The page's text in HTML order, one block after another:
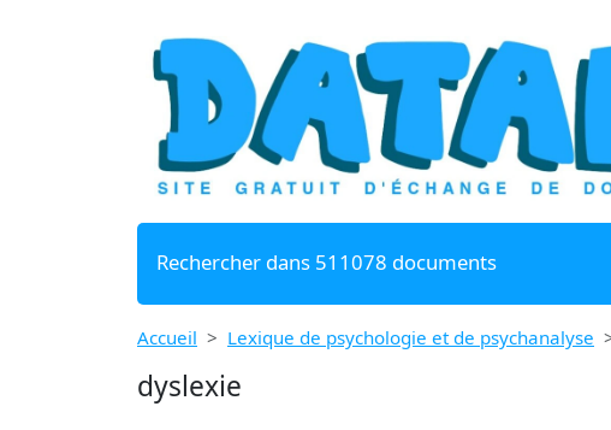
Rechercher dans 511078 documents
Accueil Lexique de psychologie et de psychanalyse
dyslexie